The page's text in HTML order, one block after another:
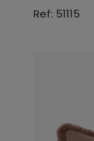
Ref: 51115